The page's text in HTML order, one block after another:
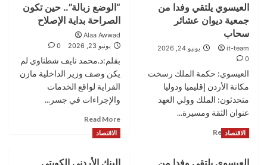
الأردني
يرعى
الأردني
والتغليف
JOPEX
6
مندوبا
عن
الملك
وولي
العيسوي
يعزي
بوفاة
الشاب
العيسوي يلتقي وفدا من
جمعية ديوان عشائر
سحاب
it-team
يونيو 24, 2026
0
العيسوي: حكمة الملك رسخت
مكانة الأردن إقليميا ودوليا
متحدثون: الملك وولي العهد
عنوان الثقة ومسيرة...
Read More
“الوضع زبالة”.. حين تكون
الصراحة بداية الإصلاح
Alaa Awwad
يونيو 23, 2026
0
بقلم:د.محمد نايف شطناوي لم
يكن وصف وزير الداخلية مازن
الفراية لواقع الخدمات
والإجراءات في جسر...
Read More
زبالة”..
الاقتصاد
العيسوي يلتقي وفدا من
الاقتصاد
البنك الأردني الكويتي